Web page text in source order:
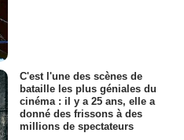
C'est l'une des scènes de
bataille les plus géniales du
cinéma : il y a 25 ans, elle a
donné des frissons à des
millions de spectateurs